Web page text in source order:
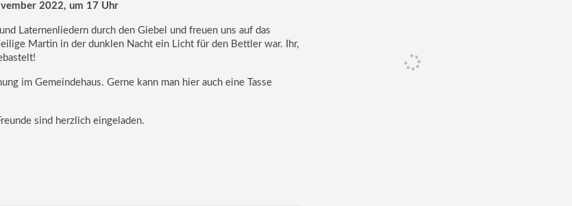
2022, um 17 Uhr
Laternenliedern durch den Giebel und freuen uns auf das
Martin in der dunklen Nacht ein Licht für den Bettler war. Ihr,
im Gemeindehaus. Gerne kann man hier auch eine Tasse
sind herzlich eingeladen.